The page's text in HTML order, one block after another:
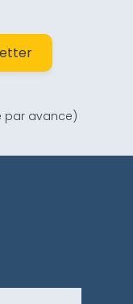
par avance)